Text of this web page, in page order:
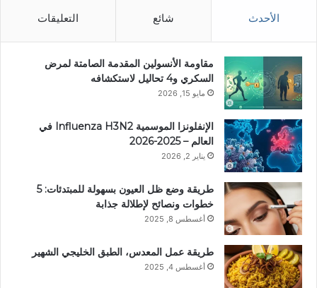
الأحدث شائع التعليقات
مقاومة الأنسولين المقدمة الصامتة لمرض
السكري و4 تحاليل لاستكشافه
مايو 15, 2026
الإنفلونزا الموسمية Influenza H3N2 في
العالم – 2025-2026
يناير 2, 2026
طريقة وضع ظل العيون بسهولة للمبتدئات: 5
خطوات ونصائح لإطلالة جذابة
أغسطس 8, 2025
طريقة عمل المعدس، الطبق الخليجي الشهير
أغسطس 4, 2025